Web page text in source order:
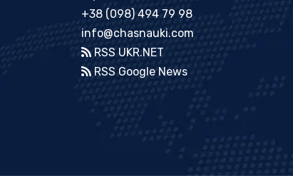
+38 (098) 494 79 98
info@chasnauki.com
RSS UKR.NET
RSS Google News